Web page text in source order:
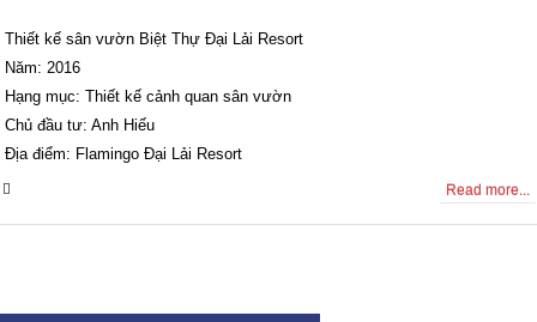
Thiết kế sân vườn Biệt Thự Đại Lải Resort
Năm: 2016
Hạng mục: Thiết kế cảnh quan sân vườn
Chủ đầu tư: Anh Hiếu
Địa điểm: Flamingo Đại Lải Resort
Read more...